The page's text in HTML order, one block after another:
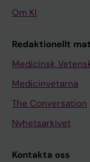
Om KI
Redaktionellt
Medicinsk
Medicinvetarna
The Conversation
Nyhetsarkivet
Kontakta oss